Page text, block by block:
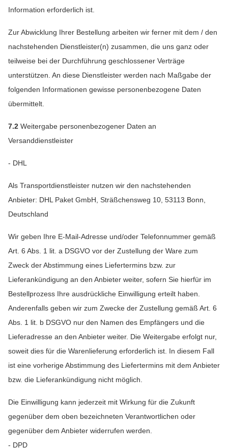
Information erforderlich ist.
Zur Abwicklung Ihrer Bestellung arbeiten wir ferner mit dem / den
nachstehenden Dienstleister(n) zusammen, die uns ganz oder
teilweise bei der Durchführung geschlossener Verträge
unterstützen. An diese Dienstleister werden nach Maßgabe der
folgenden Informationen gewisse personenbezogene Daten
übermittelt.
7.2 Weitergabe personenbezogener Daten an
Versanddienstleister
- DHL
Als Transportdienstleister nutzen wir den nachstehenden
Anbieter: DHL Paket GmbH, Sträßchensweg 10, 53113 Bonn,
Deutschland
Wir geben Ihre E-Mail-Adresse und/oder Telefonnummer gemäß
Art. 6 Abs. 1 lit. a DSGVO vor der Zustellung der Ware zum
Zweck der Abstimmung eines Liefertermins bzw. zur
Lieferankündigung an den Anbieter weiter, sofern Sie hierfür im
Bestellprozess Ihre ausdrückliche Einwilligung erteilt haben.
Anderenfalls geben wir zum Zwecke der Zustellung gemäß Art. 6
Abs. 1 lit. b DSGVO nur den Namen des Empfängers und die
Lieferadresse an den Anbieter weiter. Die Weitergabe erfolgt nur,
soweit dies für die Warenlieferung erforderlich ist. In diesem Fall
ist eine vorherige Abstimmung des Liefertermins mit dem Anbieter
bzw. die Lieferankündigung nicht möglich.
Die Einwilligung kann jederzeit mit Wirkung für die Zukunft
gegenüber dem oben bezeichneten Verantwortlichen oder
gegenüber dem Anbieter widerrufen werden.
- DPD